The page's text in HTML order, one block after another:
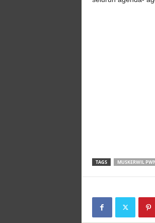
TAGS MUSKERWIL